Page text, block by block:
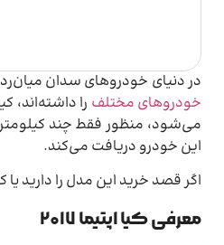
در دنیای خودروهای سدان
خودروهای مختلف را داشته‌اند، کیا اپتیما ۲۰۱۷ می‌تواند ترکیبی متعادل از کیفیت،
می‌شود، منظور فقط چند
این خودرو دریافت می‌کند.
اگر قصد خرید این مدل را دارید یا
معرفی کیا اپتیما ۲۰۱۷